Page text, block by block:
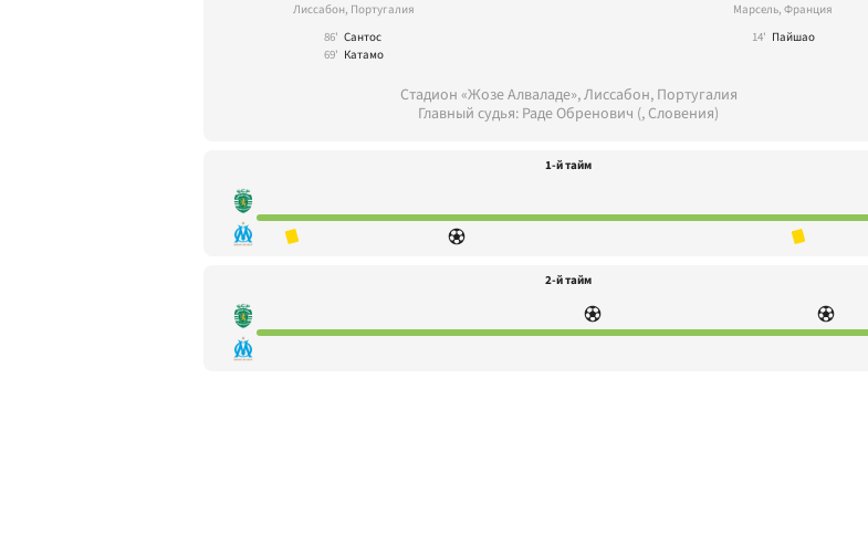
Лиссабон, Португалия
86' Сантос
69' Катамо
Марсель, Франция
14' Пайшао
Стадион «Жозе Алваладе», Лиссабон, Португалия
Главный судья: Раде Обренович (, Словения)
1-й тайм
2-й тайм